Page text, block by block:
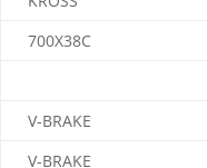
700X38C
V-BRAKE
V-BRAKE